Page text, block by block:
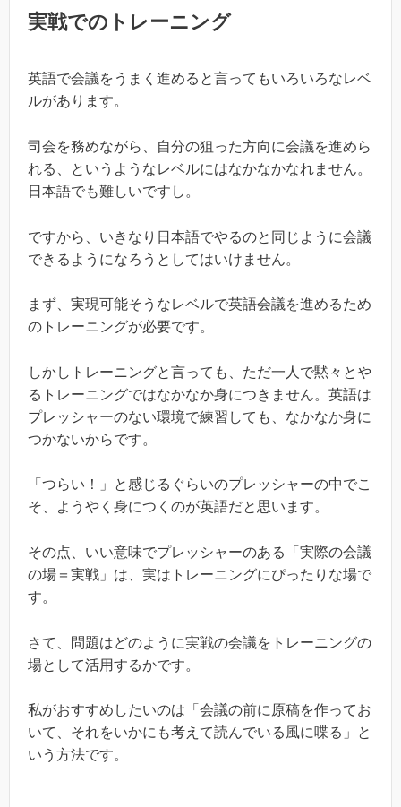
実戦でのトレーニング
英語で会議をうまく進めると言ってもいろいろなレベ
ルがあります。
司会を務めながら、自分の狙った方向に会議を進めら
れる、というようなレベルにはなかなかなれません。
日本語でも難しいですし。
ですから、いきなり日本語でやるのと同じように会議
できるようになろうとしてはいけません。
まず、実現可能そうなレベルで英語会議を進めるため
のトレーニングが必要です。
しかしトレーニングと言っても、ただ一人で黙々とや
るトレーニングではなかなか身につきません。英語は
プレッシャーのない環境で練習しても、なかなか身に
つかないからです。
「つらい！」と感じるぐらいのプレッシャーの中でこ
そ、ようやく身につくのが英語だと思います。
その点、いい意味でプレッシャーのある「実際の会議
の場＝実戦」は、実はトレーニングにぴったりな場で
す。
さて、問題はどのように実戦の会議をトレーニングの
場として活用するかです。
私がおすすめしたいのは「会議の前に原稿を作ってお
いて、それをいかにも考えて読んでいる風に喋る」と
いう方法です。